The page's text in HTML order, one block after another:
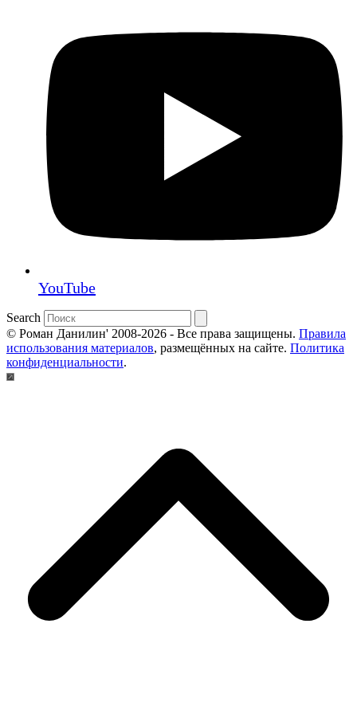
YouTube
Search
© Роман Данилин' 2008-2026 - Все права защищены. Правила
использования материалов, размещённых на сайте. Политика
конфиденциальности.